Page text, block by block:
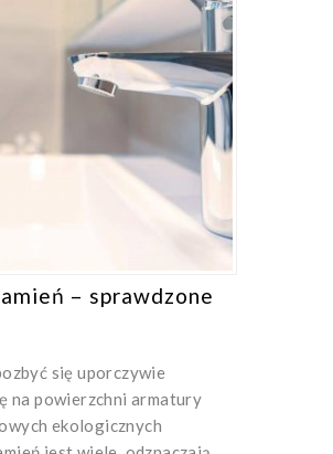
– sprawdzone
się uporczywie
na powierzchni armatury
ekologicznych